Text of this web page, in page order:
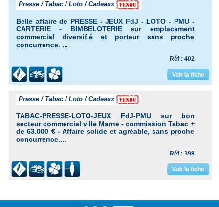
Presse / Tabac / Loto / Cadeaux
Belle affaire de PRESSE - JEUX FdJ - LOTO - PMU -
CARTERIE - BIMBELOTERIE sur emplacement
commercial diversifié et porteur sans proche
concurrence. ...
Réf : 402
Voir la fiche
Presse / Tabac / Loto / Cadeaux
TABAC-PRESSE-LOTO-JEUX FdJ-PMU sur bon
secteur commercial ville Marne - commission Tabac +
de 63.000 € - Affaire solide et agréable, sans proche
concurrence....
Réf : 398
Voir la fiche